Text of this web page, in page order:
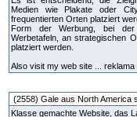
Medien wie Plakate oder
frequentierten Orten platziert
Form der Werbung, bei
Werbetafeln, an strategischen
platziert werden.
Also visit my web site ... reklama
(2558) Gale aus North America
Klasse gemachte Website, das